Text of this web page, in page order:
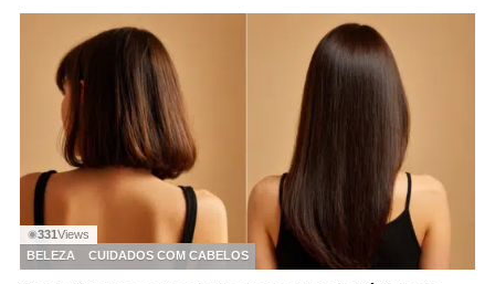
◉331Views
BELEZA
CUIDADOS COM CABELOS